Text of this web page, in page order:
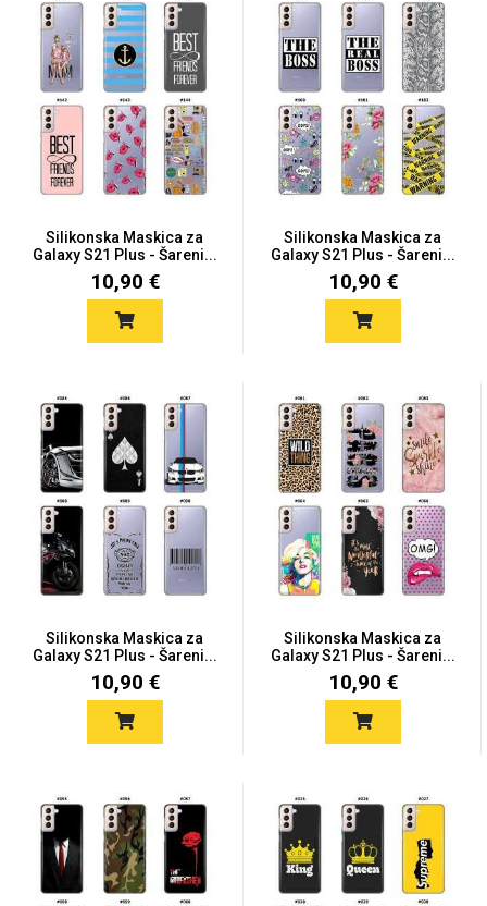
Silikonska Maskica za
Galaxy S21 Plus - Šareni...
10,90 €
Silikonska Maskica za
Galaxy S21 Plus - Šareni...
10,90 €
Silikonska Maskica za
Galaxy S21 Plus - Šareni...
10,90 €
Silikonska Maskica za
Galaxy S21 Plus - Šareni...
10,90 €